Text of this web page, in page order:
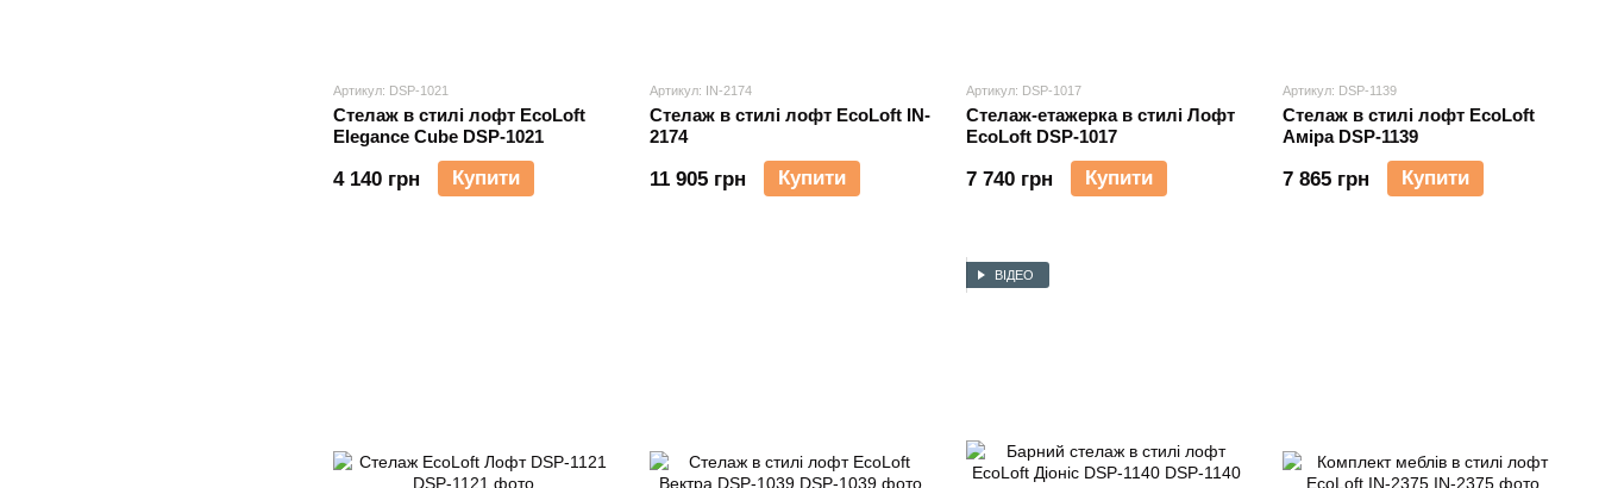
Артикул: DSP-1021
Стелаж в стилі лофт EcoLoft
Elegance Cube DSP-1021
4 140 грн Купити
Артикул: IN-2174
Cтелаж в стилі лофт EcoLoft IN-
2174
11 905 грн Купити
Артикул: DSP-1017
Стелаж-етажерка в стилі Лофт
EcoLoft DSP-1017
7 740 грн Купити
Артикул: DSP-1139
Стелаж в стилі лофт EcoLoft
Аміра DSP-1139
7 865 грн Купити
ВІДЕО